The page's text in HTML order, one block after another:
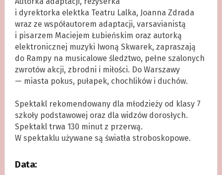
i dyrektorka elektka Teatru Lalka, Joanna Zdrada
wraz ze współautorem adaptacji, varsavianistą
i pisarzem Maciejem Łubieńskim oraz autorką
elektronicznej muzyki Iwoną Skwarek, zapraszają
do Rampy na musicalowe śledztwo, pełne szalonych
zwrotów akcji, zbrodni i miłości. Do Warszawy
— miasta pokus, pułapek, chochlików i duchów.
Spektakl rekomendowany dla młodzieży od klasy 7
szkoły podstawowej oraz dla widzów dorosłych.
Spektakl trwa 130 minut z przerwą.
W spektaklu używane są światła stroboskopowe.
Data: